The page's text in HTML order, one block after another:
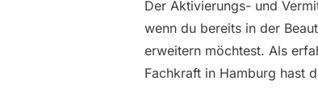
Der Aktivierungs- und
wenn du bereits in der
erweitern möchtest. Als
Fachkraft in Hamburg hast